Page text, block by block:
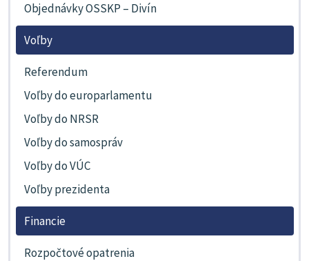
Objednávky OSSKP – Divín
Voľby
Referendum
Voľby do europarlamentu
Voľby do NRSR
Voľby do samospráv
Voľby do VÚC
Voľby prezidenta
Financie
Rozpočtové opatrenia